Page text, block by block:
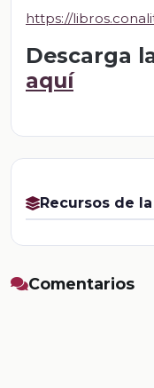
https://
Descarga
aquí
Recursos de
Comentarios